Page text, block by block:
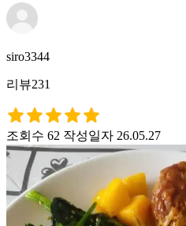
siro3344
리뷰231
조회수 62 작성일자 26.05.27